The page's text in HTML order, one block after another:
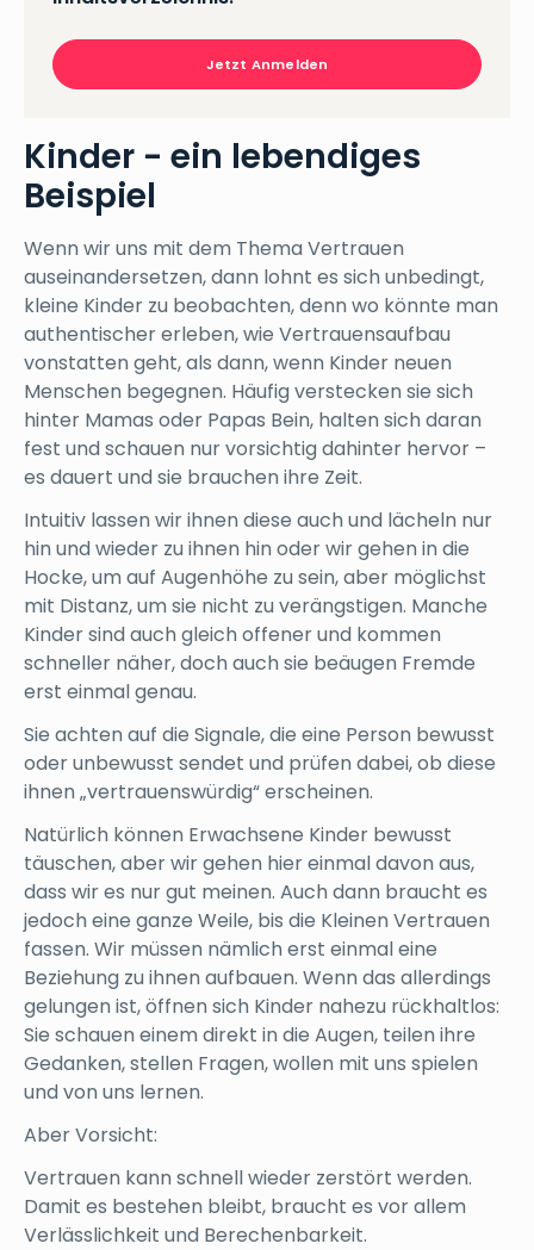
Jetzt Anmelden
Kinder - ein lebendiges
Beispiel
Wenn wir uns mit dem Thema Vertrauen
auseinandersetzen, dann lohnt es sich unbedingt,
kleine Kinder zu beobachten, denn wo könnte man
authentischer erleben, wie Vertrauensaufbau
vonstatten geht, als dann, wenn Kinder neuen
Menschen begegnen. Häufig verstecken sie sich
hinter Mamas oder Papas Bein, halten sich daran
fest und schauen nur vorsichtig dahinter hervor –
es dauert und sie brauchen ihre Zeit.
Intuitiv lassen wir ihnen diese auch und lächeln nur
hin und wieder zu ihnen hin oder wir gehen in die
Hocke, um auf Augenhöhe zu sein, aber möglichst
mit Distanz, um sie nicht zu verängstigen. Manche
Kinder sind auch gleich offener und kommen
schneller näher, doch auch sie beäugen Fremde
erst einmal genau.
Sie achten auf die Signale, die eine Person bewusst
oder unbewusst sendet und prüfen dabei, ob diese
ihnen „vertrauenswürdig“ erscheinen.
Natürlich können Erwachsene Kinder bewusst
täuschen, aber wir gehen hier einmal davon aus,
dass wir es nur gut meinen. Auch dann braucht es
jedoch eine ganze Weile, bis die Kleinen Vertrauen
fassen. Wir müssen nämlich erst einmal eine
Beziehung zu ihnen aufbauen. Wenn das allerdings
gelungen ist, öffnen sich Kinder nahezu rückhaltlos:
Sie schauen einem direkt in die Augen, teilen ihre
Gedanken, stellen Fragen, wollen mit uns spielen
und von uns lernen.
Aber Vorsicht:
Vertrauen kann schnell wieder zerstört werden.
Damit es bestehen bleibt, braucht es vor allem
Verlässlichkeit und Berechenbarkeit.